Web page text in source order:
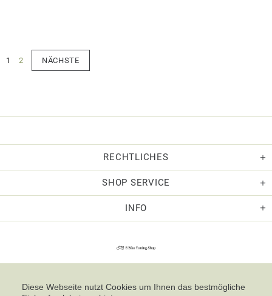
1 2 NÄCHSTE
RECHTLICHES
SHOP SERVICE
INFO
Diese Webseite nutzt Cookies um Ihnen das bestmögliche